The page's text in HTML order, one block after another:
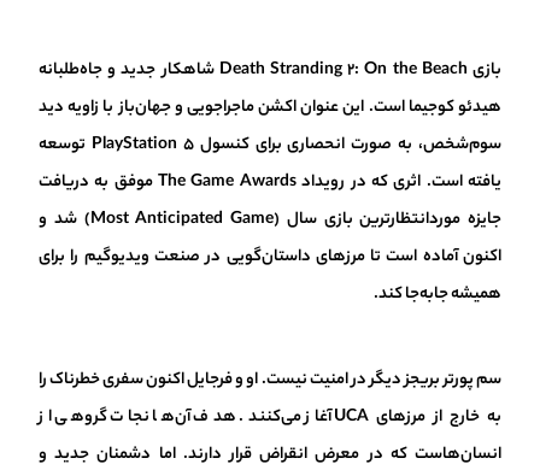
بازی Death Stranding 2: On the Beach شاهکار جدید و جاه‌طلبانه
هیدئو کوجیما است. این عنوان اکشن ماجراجویی و جهان‌باز با زاویه دید
سوم‌شخص، به صورت انحصاری برای کنسول PlayStation 5 توسعه
یافته است. اثری که در رویداد The Game Awards موفق به دریافت
جایزه موردانتظارترین بازی سال (Most Anticipated Game) شد و
اکنون آماده است تا مرزهای داستان‌گویی در صنعت ویدیوگیم را برای
همیشه جابه‌جا کند.
سم پورتر بریجز دیگر در امنیت نیست. او و فرجایل اکنون سفری خطرناک را
به خارج از مرزهای UCA آغاز می‌کنند. هدف آن‌ها نجات گروهی از
انسان‌هاست که در معرض انقراض قرار دارند. اما دشمنان جدید و